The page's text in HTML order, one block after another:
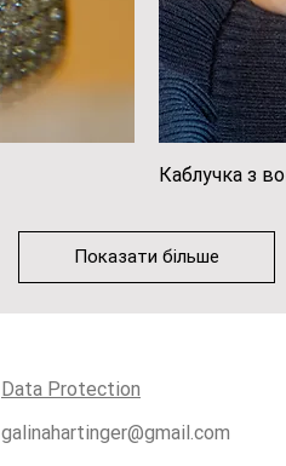
Каблучка з
Показати більше
Data Protection
galinahartinger@gmail.com